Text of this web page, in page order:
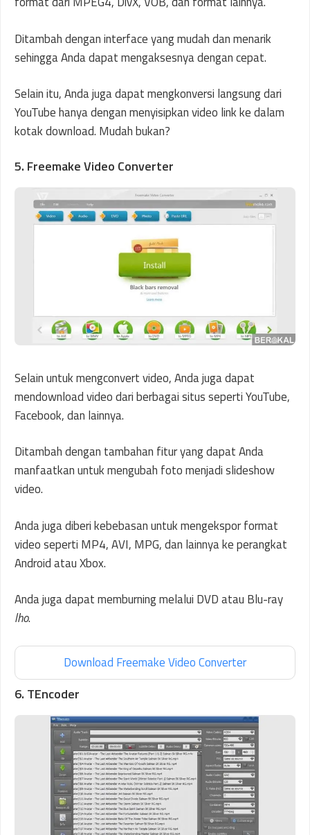
Ditambah dengan interface yang mudah dan menarik
sehingga Anda dapat mengaksesnya dengan cepat.
Selain itu, Anda juga dapat mengkonversi langsung dari
YouTube hanya dengan menyisipkan video link ke dalam
kotak download. Mudah bukan?
5. Freemake Video Converter
Selain untuk mengconvert video, Anda juga dapat
mendownload video dari berbagai situs seperti YouTube,
Facebook, dan lainnya.
Ditambah dengan tambahan fitur yang dapat Anda
manfaatkan untuk mengubah foto menjadi slideshow
video.
Anda juga diberi kebebasan untuk mengekspor format
video seperti MP4, AVI, MPG, dan lainnya ke perangkat
Android atau Xbox.
Anda juga dapat memburning melalui DVD atau Blu-ray
lho.
Download Freemake Video Converter
6. TEncoder